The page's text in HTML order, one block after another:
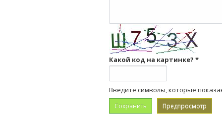
Какой код на картинке? *
Введите символы, которые